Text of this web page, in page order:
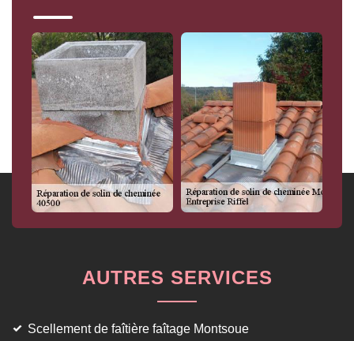
AUTRES SERVICES
Scellement de faîtière faîtage Montsoue